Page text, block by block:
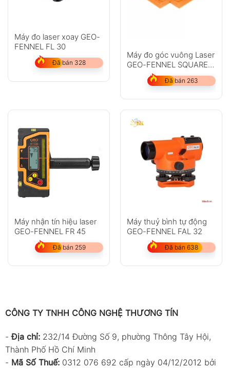
Máy đo laser xoay GEO-
FENNEL FL 30
Đã bán 328
Máy đo góc vuông Laser
GEO-FENNEL SQUARE
LINER II
Đã bán 263
Máy nhận tín hiệu laser
GEO-FENNEL FR 45
Đã bán 259
Máy thuỷ bình tự động
GEO-FENNEL FAL 32
Đã bán 638
CÔNG TY TNHH CÔNG NGHỆ THƯƠNG TÍN
-Địa chỉ: 232/14 Đường Số 9, phường Thông Tây Hội,
Thành Phố Hồ Chí Minh
- Mã Số Thuế: 0312 076 692 cấp ngày 04/12/2012 bởi